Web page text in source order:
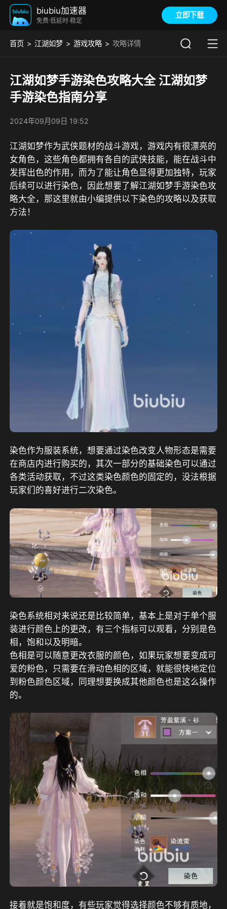
biubiu加速器
免费·低延时·稳定
立即下载
首页 江湖如梦 游戏攻略 攻略详情
江湖如梦手游染色攻略大全 江湖如梦
手游染色指南分享
2024年09月09日 19:52
江湖如梦作为武侠题材的战斗游戏，游戏内有很漂亮的
女角色，这些角色都拥有各自的武侠技能，能在战斗中
发挥出色的作用，而为了能让角色显得更加独特，玩家
后续可以进行染色，因此想要了解江湖如梦手游染色攻
略大全，那这里就由小编提供以下染色的攻略以及获取
方法！
染色作为服装系统，想要通过染色改变人物形态是需要
在商店内进行购买的，其次一部分的基础染色可以通过
各类活动获取，不过这类染色颜色的固定的，没法根据
玩家们的喜好进行二次染色。
染色系统相对来说还是比较简单，基本上是对于单个服
装进行颜色上的更改，有三个指标可以观看，分别是色
相，饱和以及明暗。
色相是可以随意更改衣服的颜色，如果玩家想要变成可
爱的粉色，只需要在滑动色相的区域，就能很快地定位
到粉色颜色区域，同理想要换成其他颜色也是这么操作
的。
接着就是饱和度，有些玩家觉得选择颜色不够有质地，